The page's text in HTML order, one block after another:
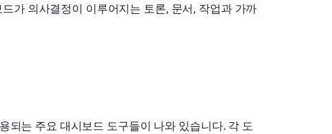
가 의사결정이 이루어지는 토론, 문서, 작업과 가까
되는 주요 대시보드 도구들이 나와 있습니다. 각 도